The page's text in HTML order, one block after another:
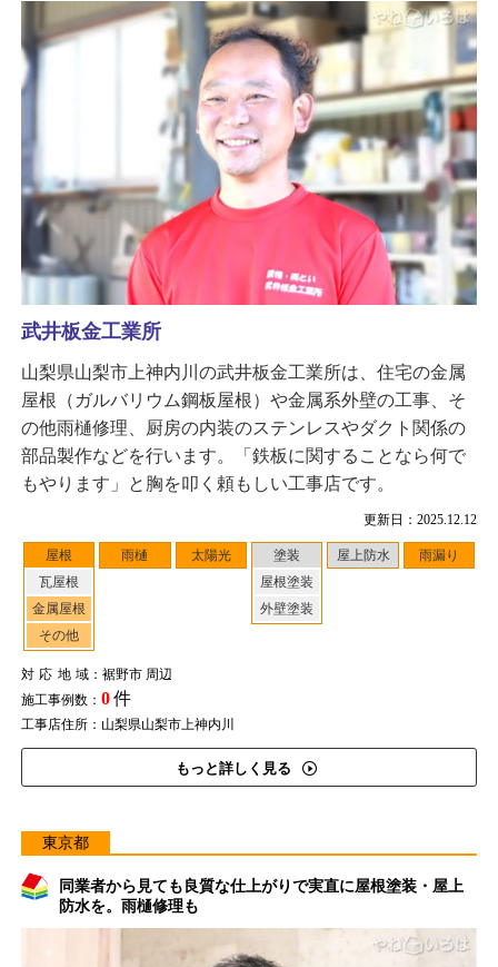
更新日：2025.12.12
屋根
瓦屋根
金属屋根
その他
雨樋 太陽光
塗装
屋根塗装
外壁塗装
屋上防水 雨漏り
対応地域：裾野市 周辺
施工事例数： 0件
工事店住所：山梨県山梨市上神内川
もっと詳しく見る
武井板金工業所
山梨県山梨市上神内川の武井板金工業所は、住宅の金属
屋根（ガルバリウム鋼板屋根）や金属系外壁の工事、そ
の他雨樋修理、厨房の内装のステンレスやダクト関係の
部品製作などを行います。「鉄板に関することなら何で
もやります」と胸を叩く頼もしい工事店です。
東京都
同業者から見ても良質な仕上がりで実直に屋根塗装・屋上
防水を。雨樋修理も